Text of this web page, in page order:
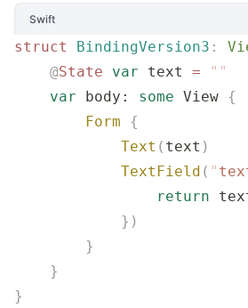
Swift
struct BindingVersion3 :
    @
State var text = ""
    var
body: some View {
        Form
{
            Text
( text )
            TextField
( "
                return
            })
        }
    }
}